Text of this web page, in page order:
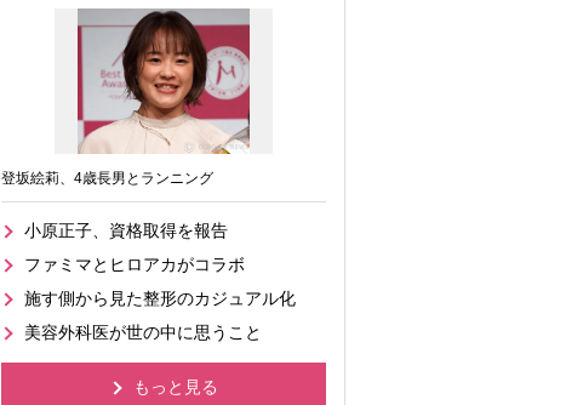
登坂絵莉、4歳長男とランニング
小原正子、資格取得を報告
ファミマとヒロアカがコラボ
施す側から見た整形のカジュアル化
美容外科医が世の中に思うこと
もっと見る